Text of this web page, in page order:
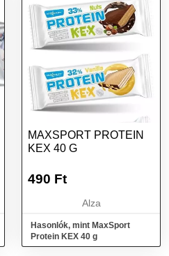
MAXSPORT PROTEIN
KEX 40 G
490 Ft
Alza
Hasonlók, mint MaxSport
Protein KEX 40 g